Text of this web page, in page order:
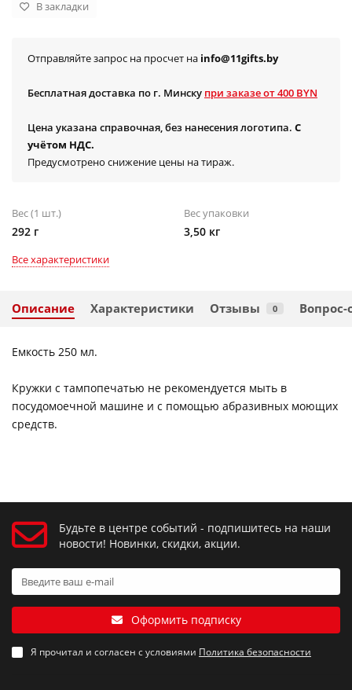
В закладки
Отправляйте запрос на просчет на info@11gifts.by
Бесплатная доставка по г. Минску при заказе от 400 BYN
Цена указана справочная, без нанесения логотипа. С
учётом НДС.
Предусмотрено снижение цены на тираж.
Вес (1 шт.)
292 г
Вес упаковки
3,50 кг
Все характеристики
Описание Характеристики Отзывы 0 Вопрос-
Емкость 250 мл.
Кружки с тампопечатью не рекомендуется мыть в
посудомоечной машине и с помощью абразивных моющих
средств.
Будьте в центре событий - подпишитесь на наши
новости! Новинки, скидки, акции.
Оформить подписку
Я прочитал и согласен с условиями Политика безопасности